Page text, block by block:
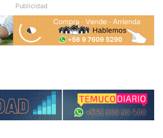
Publicidad